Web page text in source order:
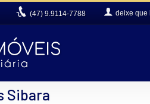
(47) 9.9114-7788 deixe que
Sibara